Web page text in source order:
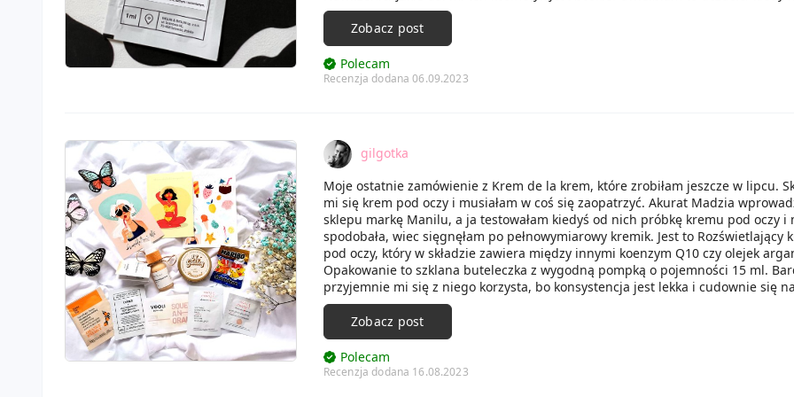
skóra jest tak miękka i gładka. Serum godne polecenia!
Zobacz post
Polecam
Recenzja dodana 06.09.2023
gilgotka
Moje ostatnie zamówienie z Krem de la krem, które zrobiłam jeszcze w lipcu.
mi się krem pod oczy i musiałam w coś się zaopatrzyć. Akurat Madzia
sklepu markę Manilu, a ja testowałam kiedyś od nich próbkę kremu pod oczy i
spodobała, wiec sięgnęłam po pełnowymiarowy kremik. Jest to Rozświetlający
pod oczy, który w składzie zawiera między innymi koenzym Q10 czy olejek
Opakowanie to szklana buteleczka z wygodną pompką o pojemności 15 ml.
przyjemnie mi się z niego korzysta, bo konsystencja jest lekka i cudownie się
szybko wchłania. Niestety nie ma żadnego zapachu, a wielka szkoda, bo
kosmetyki pięknie pachną. Niemniej jednak działanie jak najbardziej na plus,
mam nadzieję, że na dłuższą metę będzie mnie równie zachwycał jak na
Jego cena to 59 zł więc wypada całkiem nieźle. Drugi produkt jaki wybrałam to
brokatowe piegi od Ministerstwo Dobrego Mydła. To coś co chodziło za mną już
Zobacz post
Polecam
Recenzja dodana 16.08.2023